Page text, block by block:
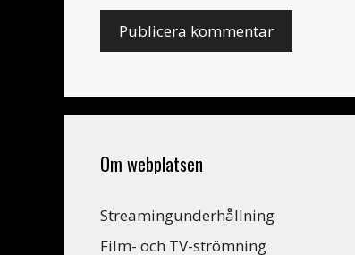
Om webplatsen
Streamingunderhållning
Film- och TV-strömning